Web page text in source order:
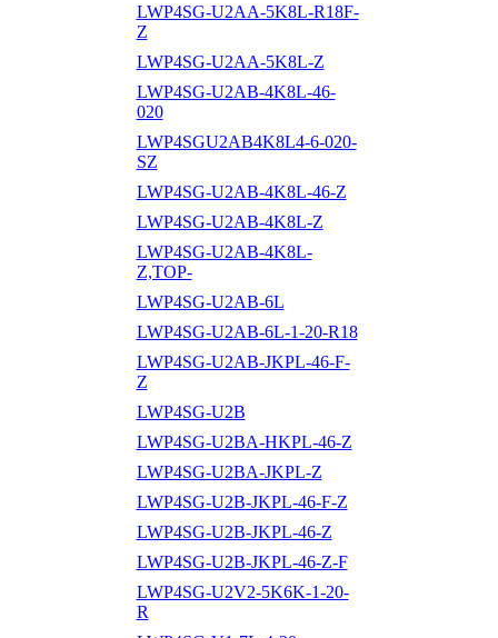
LWP4SG-U2AA-5K8L-R18F-
Z
LWP4SG-U2AA-5K8L-Z
LWP4SG-U2AB-4K8L-46-
020
LWP4SGU2AB4K8L4-6-020-
SZ
LWP4SG-U2AB-4K8L-46-Z
LWP4SG-U2AB-4K8L-Z
LWP4SG-U2AB-4K8L-
Z,TOP-
LWP4SG-U2AB-6L
LWP4SG-U2AB-6L-1-20-R18
LWP4SG-U2AB-JKPL-46-F-
Z
LWP4SG-U2B
LWP4SG-U2BA-HKPL-46-Z
LWP4SG-U2BA-JKPL-Z
LWP4SG-U2B-JKPL-46-F-Z
LWP4SG-U2B-JKPL-46-Z
LWP4SG-U2B-JKPL-46-Z-F
LWP4SG-U2V2-5K6K-1-20-
R